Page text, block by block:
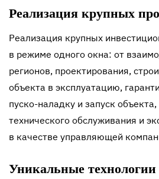
Реализация крупных
Реализация крупных
в режиме одного окна: от
регионов, проектирования,
объекта в эксплуатацию,
пуско-наладку и запуск
технического обслуживания и
в качестве управляющей
Уникальные технологии